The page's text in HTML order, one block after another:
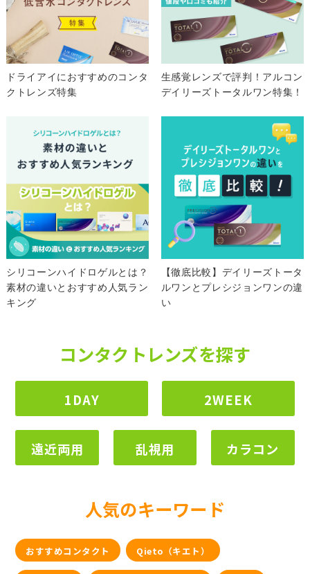
ドライアイにおすすめのコンタ
クトレンズ特集
生感覚レンズで評判！アルコン
デイリーズトータルワン特集！
シリコーンハイドロゲルとは？
素材の違いとおすすめ人気ラン
キング
【徹底比較】デイリーズトータ
ルワンとプレシジョンワンの違
い
コンタクトレンズを探す
1DAY 2WEEK
遠近両用 乱視用 カラコン
人気のキーワード
おすすめコンタクト Qieto（キエト）